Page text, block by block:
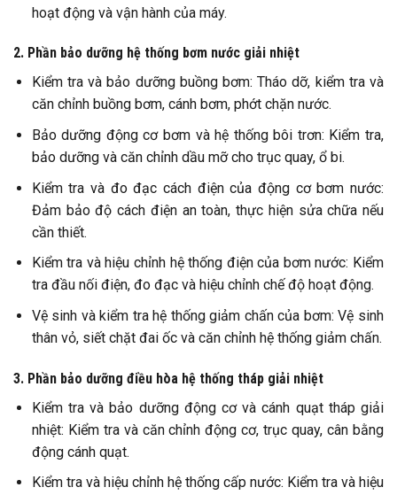
hoạt động và vận hành của máy.
2. Phần bảo dưỡng hệ thống bơm nước giải nhiệt
Kiểm tra và bảo dưỡng buồng bơm: Tháo dỡ, kiểm tra và
căn chỉnh buồng bơm, cánh bơm, phớt chặn nước.
Bảo dưỡng động cơ bơm và hệ thống bôi trơn: Kiểm tra,
bảo dưỡng và căn chỉnh dầu mỡ cho trục quay, ổ bi.
Kiểm tra và đo đạc cách điện của động cơ bơm nước:
Đảm bảo độ cách điện an toàn, thực hiện sửa chữa nếu
cần thiết.
Kiểm tra và hiệu chỉnh hệ thống điện của bơm nước: Kiểm
tra đầu nối điện, đo đạc và hiệu chỉnh chế độ hoạt động.
Vệ sinh và kiểm tra hệ thống giảm chấn của bơm: Vệ sinh
thân vỏ, siết chặt đai ốc và căn chỉnh hệ thống giảm chấn.
3. Phần bảo dưỡng điều hòa hệ thống tháp giải nhiệt
Kiểm tra và bảo dưỡng động cơ và cánh quạt tháp giải
nhiệt: Kiểm tra và căn chỉnh động cơ, trục quay, cân bằng
động cánh quạt.
Kiểm tra và hiệu chỉnh hệ thống cấp nước: Kiểm tra và hiệu